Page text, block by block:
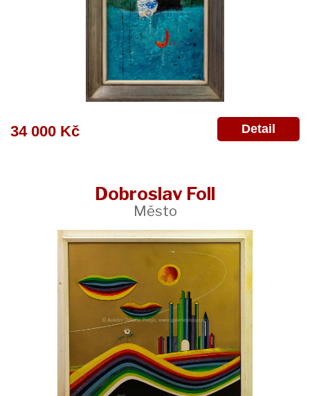
34 000 Kč Detail
Dobroslav Foll
Město